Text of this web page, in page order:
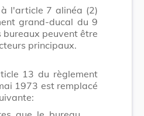
l'article 7 alinéa (2)
grand-ducal du 9
peuvent être
principaux.
13 du règlement
1973 est remplacé